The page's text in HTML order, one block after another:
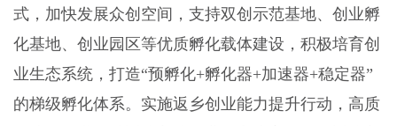
式，加快发展众创空间，支持双创示范基地、创业孵
化基地、创业园区等优质孵化载体建设，积极培育创
业生态系统，打造“预孵化+孵化器+加速器+稳定器”
的梯级孵化体系。实施返乡创业能力提升行动，高质